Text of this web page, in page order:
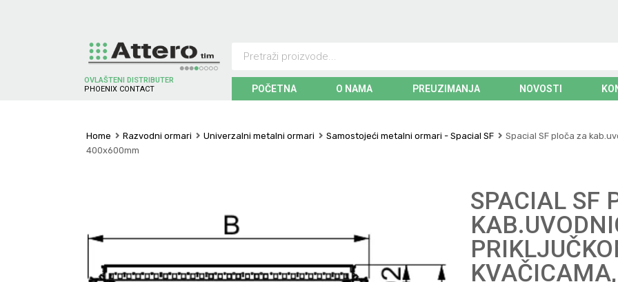
OVLAŠTENI DISTRIBUTER
P H O EN X CO NTACT POČETNA O NAMA PREUZIMANJA NOVOSTI
Home Razvodni ormari Univerzalni metalni ormari Samostojeći metalni ormari - Spacial SF
Spacial SF ploča za
400x600mm
SPACIAL SF